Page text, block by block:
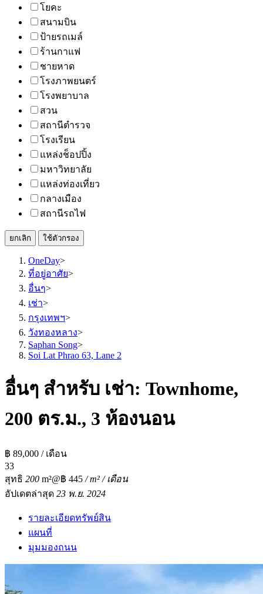
โยคะ
สนามบิน
ป้ายรถเมล์
ร้านกาแฟ
ชายหาด
โรงภาพยนตร์
โรงพยาบาล
สวน
สถานีตำรวจ
โรงเรียน
แหล่งช็อปปิ้ง
มหาวิทยาลัย
แหล่งท่องเที่ยว
กลางเมือง
สถานีรถไฟ
ยกเลิก ใช้ตัวกรอง
OneDay>
ที่อยู่อาศัย>
อื่นๆ>
เช่า>
กรุงเทพฯ>
วังทองหลาง>
Saphan Song>
Soi Lat Phrao 63, Lane 2
อื่นๆ สำหรับ เช่า: Townhome,
200 ตร.ม., 3 ห้องนอน
฿ 89,000 / เดือน
33
สุทธิ 200 m²@฿ 445 / m² / เดือน
อัปเดตล่าสุด 23 พ.ย. 2024
รายละเอียดทรัพย์สิน
แผนที่
มุมมองถนน